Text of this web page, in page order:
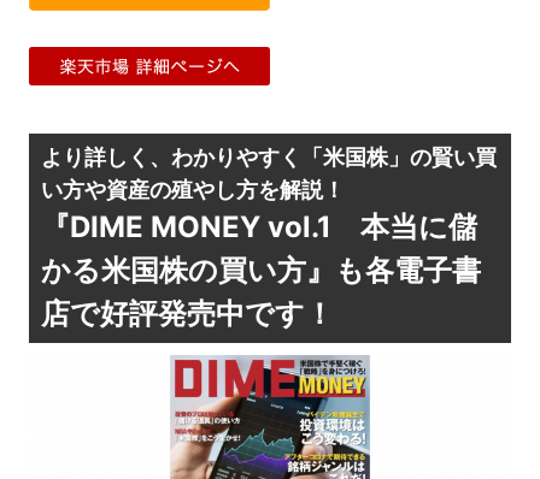
より詳しく、わかりやすく「米国株」の賢い買
い方や資産の殖やし方を解説！
『DIME MONEY vol.1 本当に儲
かる米国株の買い方』も各電子書
店で好評発売中です！